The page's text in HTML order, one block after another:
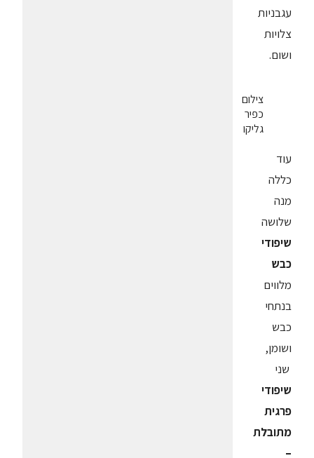
עגבניות
צלויות
ושום.
צילום
כפיר
גליקו
עוד
כללה
מנה
שלושה
שיפודי
כבש
מלווים
בנתחי
כבש
ושומן,
שני
שיפודי
פרגית
מתובלת
–